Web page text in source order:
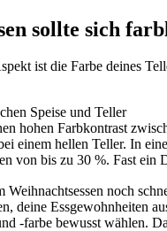
sollte sich
ist die Farbe deines
hohen Farbkontrast
einem hellen Teller. In
von bis zu 30 %. Fast
Weihnachtsessen noch
deine Essgewohnheiten
-farbe bewusst wählen.